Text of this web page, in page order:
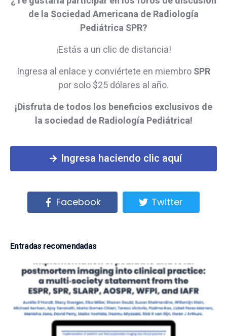
de la Sociedad Americana de Radiología
Pediátrica SPR?
¡Estás a un clic de distancia!
Ingresa al enlace y conviértete en miembroSPR
por solo $25 dólares al año.
¡Disfruta de todos los beneficios exclusivos de
la sociedad de Radiología Pediátrica!
Ingresa haciendo clic aquí
Facebook Twitter
Entradas recomendadas